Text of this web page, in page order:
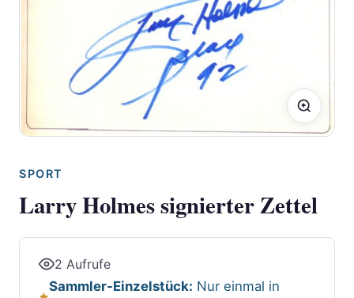
SPORT
Larry Holmes signierter Zettel
2 Aufrufe
Sammler-Einzelstück: Nur einmal in